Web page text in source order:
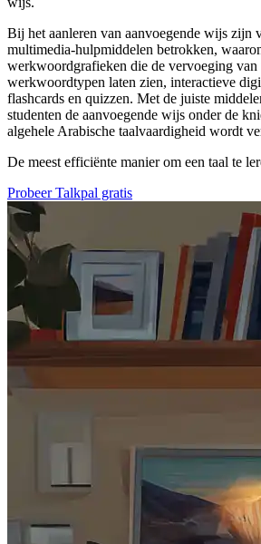
Bij het aanleren van aanvoegende wijs zijn
multimedia-hulpmiddelen betrokken,
werkwoordgrafieken die de vervoeging van
werkwoordtypen laten zien, interactieve
flashcards en quizzen. Met de juiste
studenten de aanvoegende wijs onder de
algehele Arabische taalvaardigheid wordt
De meest efficiënte manier om een taal te
Probeer Talkpal gratis